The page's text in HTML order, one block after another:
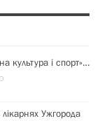
культура і спорт»…
0
Ужгорода